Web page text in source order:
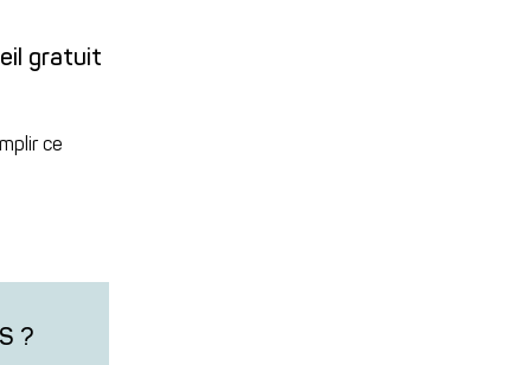
gratuit
ce
?